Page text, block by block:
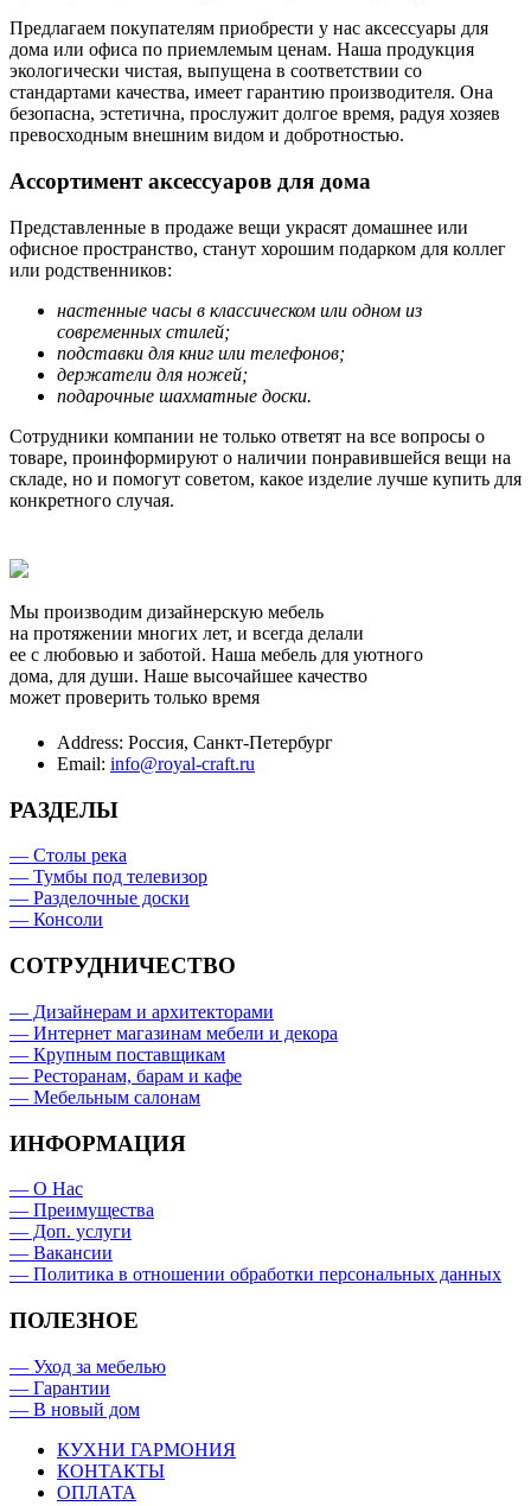
Предлагаем покупателям приобрести у нас аксессуары для
дома или офиса по приемлемым ценам. Наша продукция
экологически чистая, выпущена в соответствии со
стандартами качества, имеет гарантию производителя. Она
безопасна, эстетична, прослужит долгое время, радуя хозяев
превосходным внешним видом и добротностью.
Ассортимент аксессуаров для дома
Представленные в продаже вещи украсят домашнее или
офисное пространство, станут хорошим подарком для коллег
или родственников:
настенные часы в классическом или одном из
современных стилей;
подставки для книг или телефонов;
держатели для ножей;
подарочные шахматные доски.
Сотрудники компании не только ответят на все вопросы о
товаре, проинформируют о наличии понравившейся вещи на
складе, но и помогут советом, какое изделие лучше купить для
конкретного случая.
Мы производим дизайнерскую мебель
на протяжении многих лет, и всегда делали
ее с любовью и заботой. Наша мебель для уютного
дома, для души. Наше высочайшее качество
может проверить только время
Address: Россия, Санкт-Петербург
Email: info@royal-craft.ru
РАЗДЕЛЫ
— Столы река
— Тумбы под телевизор
— Разделочные доски
— Консоли
СОТРУДНИЧЕСТВО
— Дизайнерам и архитекторами
— Интернет магазинам мебели и декора
— Крупным поставщикам
— Ресторанам, барам и кафе
— Мебельным салонам
ИНФОРМАЦИЯ
— О Нас
— Преимущества
— Доп. услуги
— Вакансии
— Политика в отношении обработки персональных данных
ПОЛЕЗНОЕ
— Уход за мебелью
— Гарантии
— В новый дом
КУХНИ ГАРМОНИЯ
КОНТАКТЫ
ОПЛАТА